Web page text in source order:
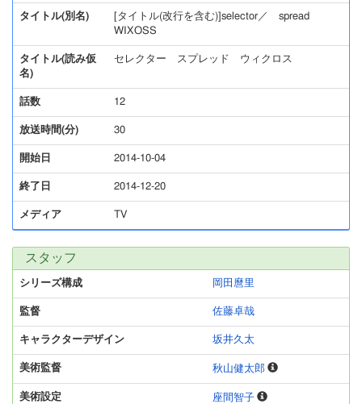
タイトル(別名)
[タイトル(改行を含む)]selector／ spread
WIXOSS
タイトル(読み仮
名)
セレクター スプレッド ウィクロス
話数 12
放送時間(分) 30
開始日 2014-10-04
終了日 2014-12-20
メディア TV
スタッフ
シリーズ構成 岡田麿里
監督 佐藤卓哉
キャラクターデザイン 坂井久太
美術監督 秋山健太郎
美術設定 座間智子